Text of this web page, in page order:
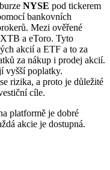
NYSE pod tickerem
bankovních
Mezi ověřené
a eToro. Tyto
akcií a ETF a to za
za nákup i prodej akcií.
vyšší poplatky.
rizika, a proto je důležité
cíle.
platformě je dobré
akcie je dostupná.